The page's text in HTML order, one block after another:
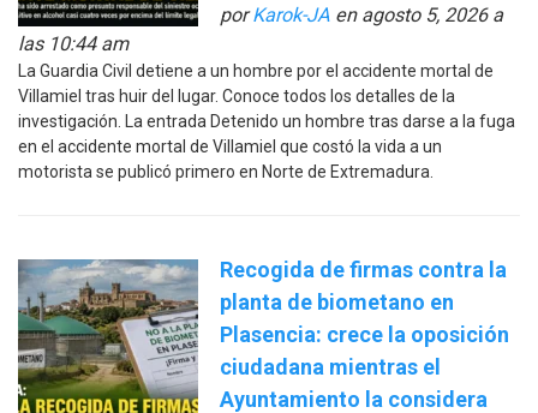
porKarok-JA en agosto 5, 2026 a
las 10:44 am
La Guardia Civil detiene a un hombre por el accidente mortal de
Villamiel tras huir del lugar. Conoce todos los detalles de la
investigación. La entrada Detenido un hombre tras darse a la fuga
en el accidente mortal de Villamiel que costó la vida a un
motorista se publicó primero en Norte de Extremadura.
Recogida de firmas contra la
planta de biometano en
Plasencia: crece la oposición
ciudadana mientras el
Ayuntamiento la considera